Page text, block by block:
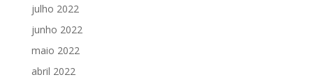
julho 2022
junho 2022
maio 2022
abril 2022